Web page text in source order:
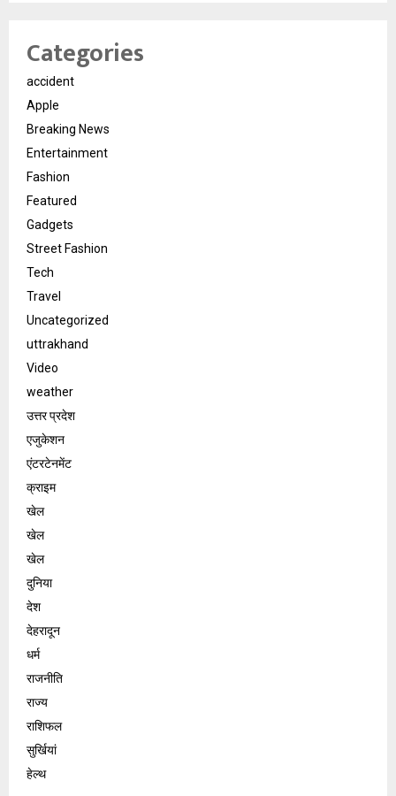
Categories
accident
Apple
Breaking News
Entertainment
Fashion
Featured
Gadgets
Street Fashion
Tech
Travel
Uncategorized
uttrakhand
Video
weather
उत्तर प्रदेश
एजुकेशन
एंटरटेनमेंट
क्राइम
खेल
खेल
खेल
दुनिया
देश
देहरादून
धर्म
राजनीति
राज्य
राशिफल
सुर्खियां
हेल्थ